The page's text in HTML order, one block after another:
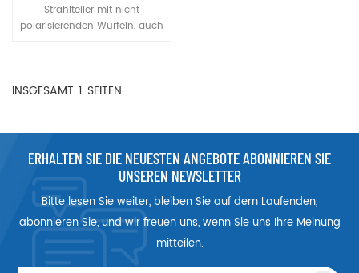
Strahlteiler mit nicht
polarisierenden Würfeln, auch
besteht, die an ihren
ist beschichtet. Vor dem
Verkleben mit einer
metallischen oder
dielektrischen Schicht mit den
gewünschten
Reflexionseigenschaften,
sowohl im
Reflexionsprozentsatz als
INSGESAMT 1 SEITEN
ERHALTEN SIE DIE NEUESTEN ANGEBOTE ABONNIEREN SIE
UNSEREN NEWSLETTER
Bitte lesen Sie weiter, bleiben Sie auf dem Laufenden,
abonnieren Sie, und wir freuen uns, wenn Sie uns Ihre Meinung
mitteilen.